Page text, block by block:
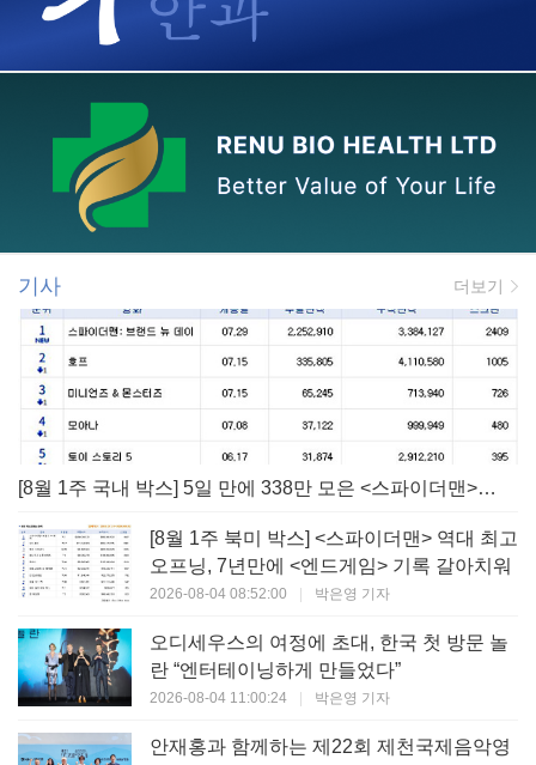
기사 더보기
[8월 1주 국내 박스] 5일 만에 338만 모은 <스파이더맨> 극장가 235% 대반등, <호프>는 400만 돌파
[8월 1주 북미 박스] <스파이더맨> 역대 최고
오프닝, 7년만에 <엔드게임> 기록 갈아치워
2026-08-04 08:52:00 | 박은영 기자
오디세우스의 여정에 초대, 한국 첫 방문 놀
란 “엔터테이닝하게 만들었다”
2026-08-04 11:00:24 | 박은영 기자
안재홍과 함께하는 제22회 제천국제음악영